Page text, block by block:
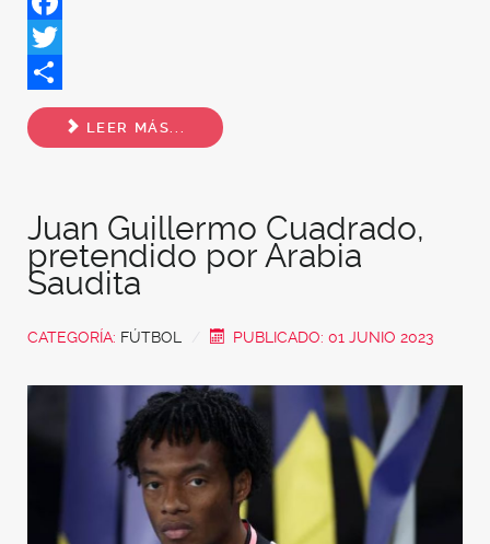
Facebook
Twitter
Share
LEER MÁS...
Juan Guillermo Cuadrado,
pretendido por Arabia
Saudita
CATEGORÍA: FÚTBOL PUBLICADO: 01 JUNIO 2023